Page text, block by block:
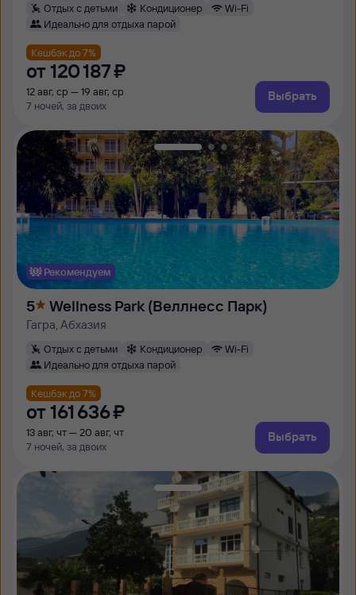
Отдых с детьми Кондиционер
Wi-Fi
Идеально для отдыха парой
Кешбэк до 7%
от 120 ⁠187 ⁠₽
12 авг, ср — 19 авг, ср
7 ночей, за двоих
Выбрать
Рекомендуем
5 Wellness Park (Веллнесс Парк)
Гагра, Абхазия
Отдых с детьми Кондиционер
Wi-Fi
Идеально для отдыха парой
Кешбэк до 7%
от 161 ⁠636 ⁠₽
13 авг, чт — 20 авг, чт
7 ночей, за двоих
Выбрать